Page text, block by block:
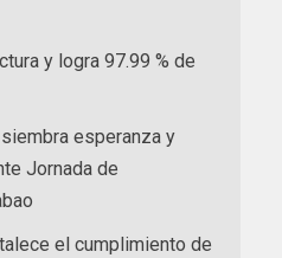
y logra 97.99 % de
esperanza y
Jornada de
el cumplimiento de